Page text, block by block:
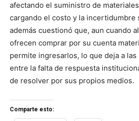
afectando el suministro de
cargando el costo y la incertidumbre
además cuestionó que, aun cuando
ofrecen comprar por su cuenta
permite ingresarlos, lo que deja a las
entre la falta de respuesta
de resolver por sus propios medios.
Comparte esto: